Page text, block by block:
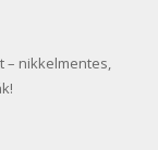
– nikkelmentes,